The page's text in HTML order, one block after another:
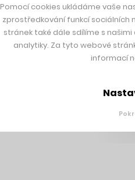
Pomocí cookies ukládáme vaše
zprostředkování funkcí sociálních
stránek také dále sdílíme s
analytiky. Za tyto webové
informací